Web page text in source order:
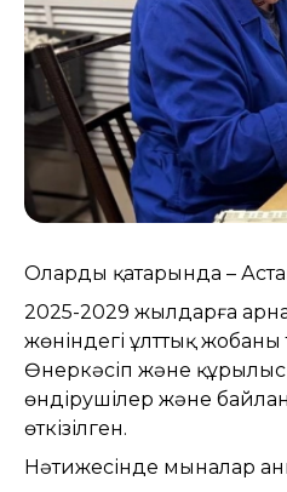
Олардың қатарында –
2025-2029 жылдарға
жөніндегі ұлттық
Өнеркәсіп және құрылыс
өндірушілер және
өткізілген.
Нәтижесінде мыналар